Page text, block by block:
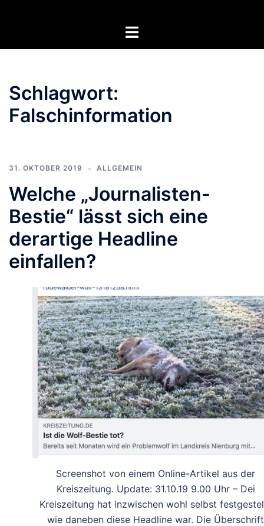
Menü
Schlagwort:
Falschinformation
31. OKTOBER 2019 ALLGEMEIN
Welche „Journalisten-
Bestie“ lässt sich eine
derartige Headline
einfallen?
Screenshot von einem Online-Artikel aus der
Kreiszeitung. Update: 31.10.19 9.00 Uhr – Dei
Kreiszeitung hat inzwischen wohl selbst
wie daneben diese Headline war. Die Überschrift